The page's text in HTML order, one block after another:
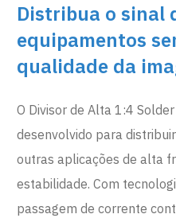
Distribua o sinal
equipamentos
qualidade da
O Divisor de Alta 1:4
desenvolvido para
outras aplicações de alta
estabilidade. Com
passagem de corrente